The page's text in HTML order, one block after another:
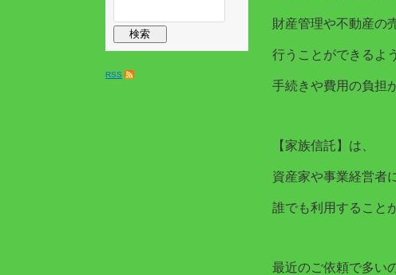
RSS
財産管理や不動産の
行うことができるよ
手続きや費用の負担
【家族信託】は、
資産家や事業経営者
誰でも利用すること
最近のご依頼で多い